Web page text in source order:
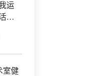
运
动
室健